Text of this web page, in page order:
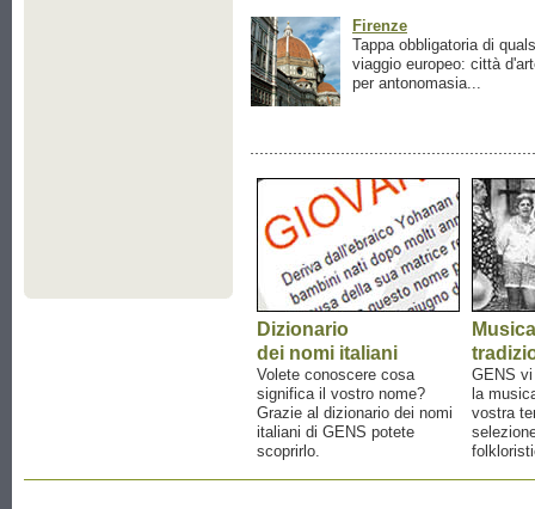
Firenze
Tappa obbligatoria di
viaggio europeo: città
per antonomasia...
Dizionario
dei nomi italiani
Volete conoscere cosa
significa il vostro nome?
Grazie al dizionario dei nomi
italiani di GENS potete
scoprirlo.
Musica
GENS
la
vostra